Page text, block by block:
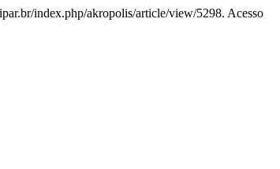
index.php/akropolis/article/view/5298. Acesso